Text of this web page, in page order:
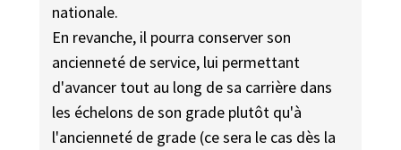
nationale.
En revanche, il pourra conserver son
ancienneté de service, lui permettant
d'avancer tout au long de sa carrière dans
les échelons de son grade plutôt qu'à
l'ancienneté de grade (ce sera le cas dès la